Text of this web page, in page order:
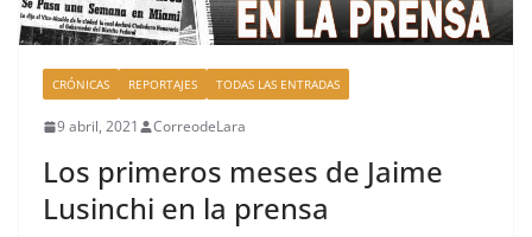
CRÓNICAS REPORTAJES TODAS LAS ENTRADAS
9 abril, 2021 CorreodeLara
Los primeros meses de Jaime
Lusinchi en la prensa